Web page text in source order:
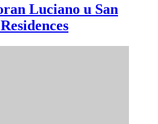
Luciano u San